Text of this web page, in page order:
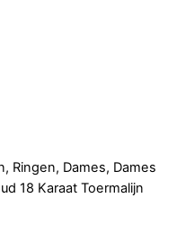
Ringen, Dames, Dames
18 Karaat Toermalijn